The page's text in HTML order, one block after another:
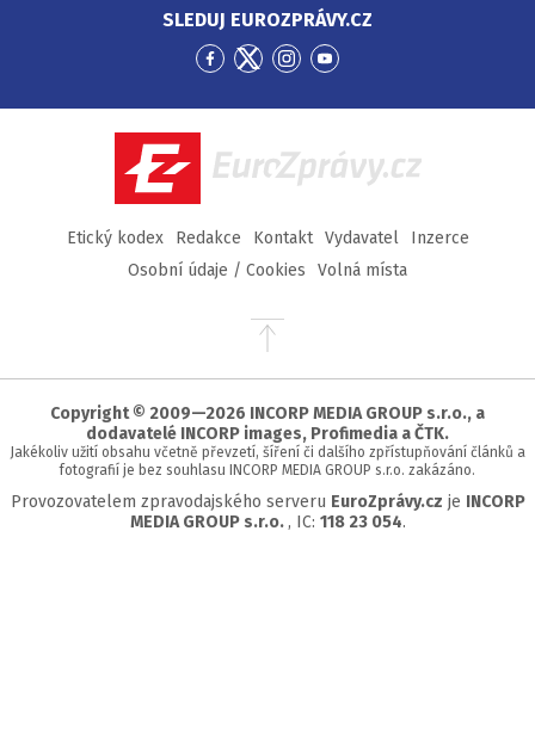
SLEDUJ EUROZPRÁVY.CZ
Přejít
Facebook
Přejít
Twitter
Přejít
Instagram
Přejít
YouTube
EuroZprávy.cz
Etický kodex Redakce Kontakt Vydavatel
Inzerce
Osobní údaje / Cookies
Volná místa
Přejít
stránky
Copyright © 2009—2026 INCORP MEDIA GROUP s.r.o., a
dodavatelé INCORP images, Profimedia a ČTK.
Jakékoliv užití obsahu včetně převzetí, šíření či dalšího zpřístupňování článků a
fotografií je bez souhlasu INCORP MEDIA GROUP s.r.o. zakázáno.
Provozovatelem zpravodajského serveru EuroZprávy.cz je INCORP
MEDIA GROUP s.r.o. , IC: 118 23 054.